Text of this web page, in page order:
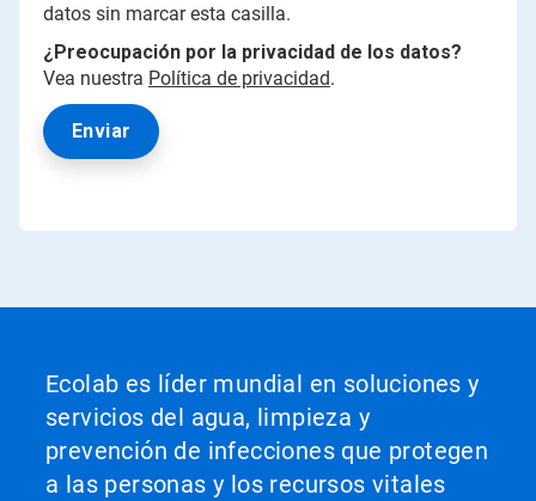
datos sin marcar esta casilla.
¿Preocupación por la privacidad de los datos?
Vea nuestra Política de privacidad.
Ecolab es líder mundial en soluciones y
servicios del agua, limpieza y
prevención de infecciones que protegen
a las personas y los recursos vitales